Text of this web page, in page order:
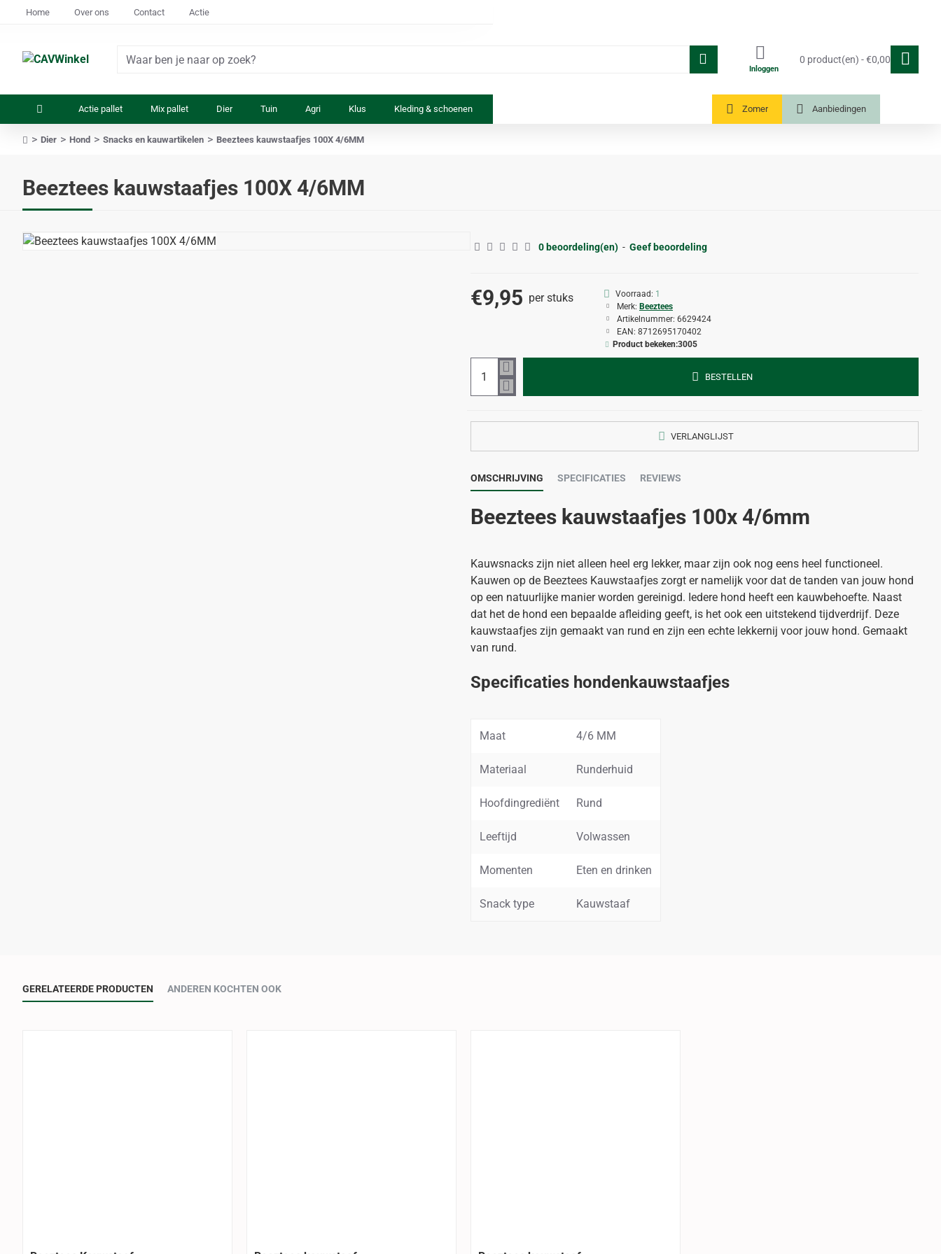
Home Over ons Contact Actie
Waar
op
Inloggen
0 product(en) - €0,00
Actie pallet Mix pallet Dier Tuin Agri Klus Kleding & schoenen Zomer Aanbiedingen
Beeztees kauwstaafjes 100X 4/6MM
Dier Hond Snacks en kauwartikelen Beeztees kauwstaafjes 100X 4/6MM
0 beoordeling(en) - Geef beoordeling
€9,95 per stuks Voorraad: 1
Merk: Beeztees
Artikelnummer: 6629424
EAN: 8712695170402
Product bekeken:3005
BESTELLEN
VERLANGLIJST
OMSCHRIJVING SPECIFICATIES REVIEWS
Beeztees kauwstaafjes 100x 4/6mm
Kauwsnacks zijn niet alleen heel erg lekker, maar zijn ook nog eens heel functioneel.
Kauwen op de Beeztees Kauwstaafjes zorgt er namelijk voor dat de tanden van jouw hond
op een natuurlijke manier worden gereinigd. Iedere hond heeft een kauwbehoefte. Naast
dat het de hond een bepaalde afleiding geeft, is het ook een uitstekend tijdverdrijf. Deze
kauwstaafjes zijn gemaakt van rund en zijn een echte lekkernij voor jouw hond. Gemaakt
van rund.
Specificaties hondenkauwstaafjes
Maat 4/6 MM
Materiaal Runderhuid
Hoofdingrediënt Rund
Leeftijd Volwassen
Momenten Eten en drinken
Snack type Kauwstaaf
GERELATEERDE PRODUCTEN ANDEREN KOCHTEN OOK